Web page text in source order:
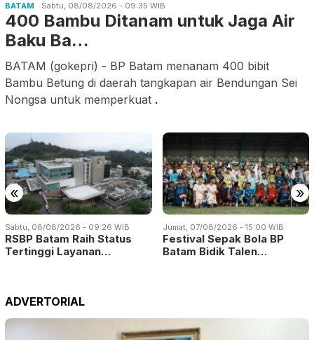
BATAM Sabtu, 08/08/2026 - 09:35 WIB
400 Bambu Ditanam untuk Jaga Air
Baku Ba…
BATAM (gokepri) - BP Batam menanam 400 bibit
Bambu Betung di daerah tangkapan air Bendungan Sei
Nongsa untuk memperkuat .
« »
Sabtu, 08/08/2026 - 09:26 WIB
RSBP Batam Raih Status
Tertinggi Layanan…
Jumat, 07/08/2026 - 15:00 WIB
Festival Sepak Bola BP
Batam Bidik Talen…
ADVERTORIAL